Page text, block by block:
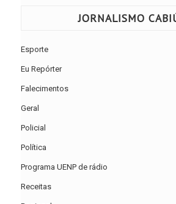
JORNALISMO
Esporte
Eu Repórter
Falecimentos
Geral
Policial
Política
Programa UENP de rádio
Receitas